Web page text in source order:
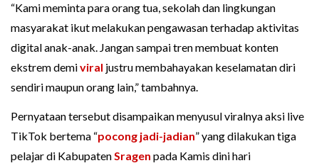
“Kami meminta para orang tua, sekolah dan lingkungan
masyarakat ikut melakukan pengawasan terhadap aktivitas
digital anak-anak. Jangan sampai tren membuat konten
ekstrem demiviral justru membahayakan keselamatan diri
sendiri maupun orang lain,” tambahnya.
Pernyataan tersebut disampaikan menyusul viralnya aksi live
TikTok bertema “pocong jadi-jadian” yang dilakukan tiga
pelajar di KabupatenSragen pada Kamis dini hari